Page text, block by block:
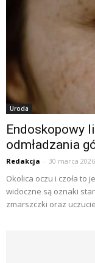
Uroda
Endoskopowy
odmładzania
Redakcja - 30 marca 2026
Okolica oczu i czoła to
widoczne są oznaki
zmarszczki oraz